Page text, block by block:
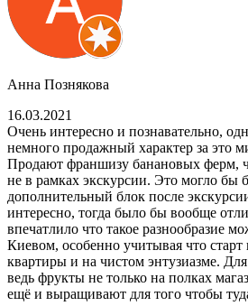
Анна Познякова
16.03.2021
Очень интересно и познавательно,
немного продажный характер за это
Продают франшизу банановых ферм,
не в рамках экскурсии. Это могло бы
дополнительный блок после
интересно, тогда было бы вообще
впечатлило что такое разнообразие
Киевом, особенно учитывая что
квартиры и на чистом энтузиазме.
ведь фрукты не только на полках
ещё и выращивают для того чтобы